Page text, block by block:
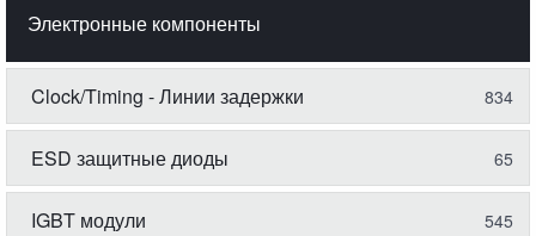
Электронные компоненты
Clock/Timing - Линии задержки 834
ESD защитные диоды 65
IGBT модули 545